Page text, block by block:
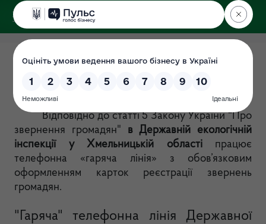
ДЕРЖЕКОІНСПЕКЦІЯ
у Хмельницькій області
"Гаряча" телефонна лінія
Відповідно до статті 5 Закону України "Про
звернення громадян" в Державній екологічній
інспекції у Хмельницькій області працює
телефонна «гаряча лінія» з обов’язковим
оформленням карток реєстрації звернень
громадян.
"Гаряча" телефонна лінія Державної